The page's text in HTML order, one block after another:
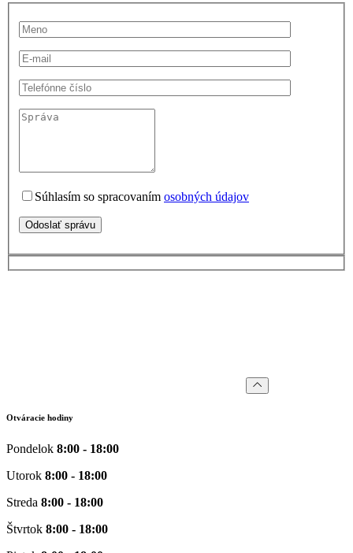
Súhlasím so spracovaním osobných údajov
Odoslať správu
Otváracie hodiny
Pondelok 8:00 - 18:00
Utorok 8:00 - 18:00
Streda 8:00 - 18:00
Štvrtok 8:00 - 18:00